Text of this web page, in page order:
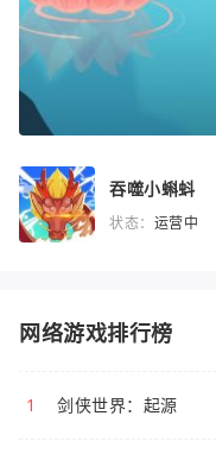
吞噬小蝌蚪
状态： 运营中
网络游戏排行榜
1 剑侠世界：起源